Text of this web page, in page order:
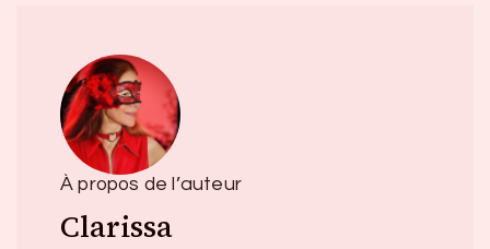
À propos de l’auteur
Clarissa